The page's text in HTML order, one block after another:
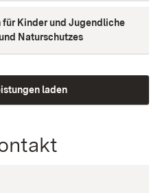
für Kinder und Jugendliche
Naturschutzes
laden